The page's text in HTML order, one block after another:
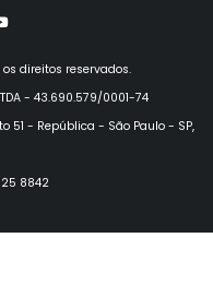
os direitos reservados.
- 43.690.579/0001-74
51 - República - São Paulo - SP,
8842